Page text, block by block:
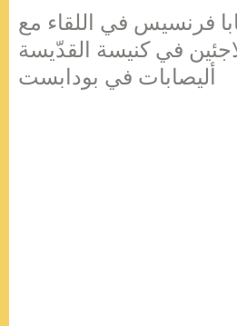
فرنسيس في اللقاء مع
في كنيسة القدّيسة
أليصابات في بودابست